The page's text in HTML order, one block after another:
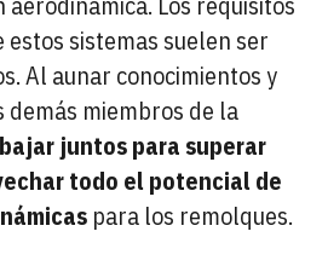
estos sistemas suelen ser
Al aunar conocimientos y
demás miembros de la
juntos para superar
todo el potencial de
para los remolques.